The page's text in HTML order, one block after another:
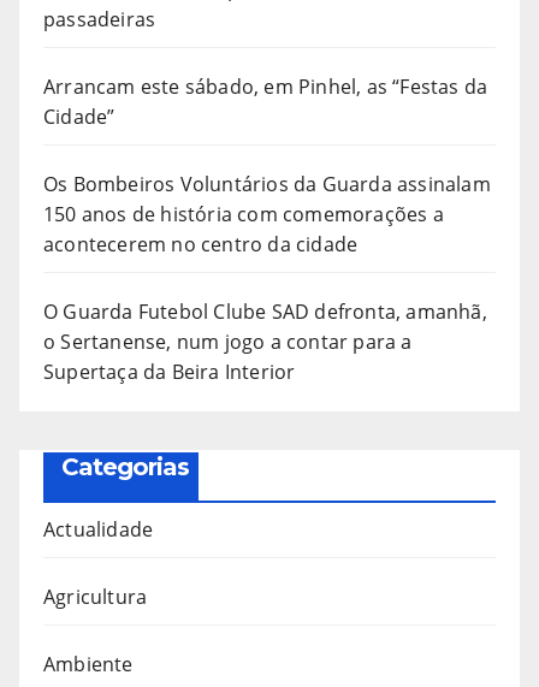
passadeiras
Arrancam este sábado, em Pinhel, as “Festas da
Cidade”
Os Bombeiros Voluntários da Guarda assinalam
150 anos de história com comemorações a
acontecerem no centro da cidade
O Guarda Futebol Clube SAD defronta, amanhã,
o Sertanense, num jogo a contar para a
Supertaça da Beira Interior
Categorias
Actualidade
Agricultura
Ambiente